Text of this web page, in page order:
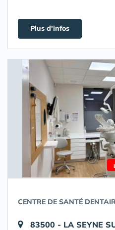
Plus d'infos
CENTRE DE SANTÉ
83500 - LA SEYNE